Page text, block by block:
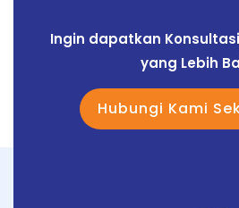
Ingin dapatkan
yang Lebih
Hubungi Kami